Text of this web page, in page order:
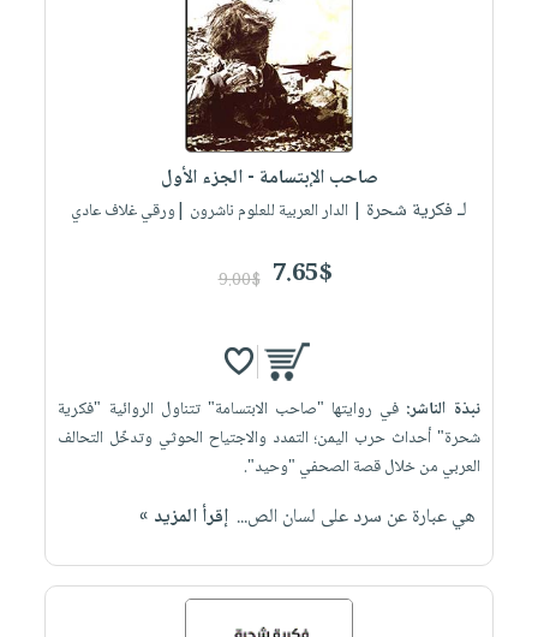
صاحب الإبتسامة - الجزء الأول
لـ فكرية شحرة | الدار العربية للعلوم ناشرون |ورقي غلاف عادي
7.65$
9.00$
نبذة الناشر: في روايتها "صاحب الابتسامة" تتناول الروائية "فكرية
شحرة" أحداث حرب اليمن؛ التمدد ‏والاجتياح الحوثي وتدخّل التحالف
العربي من خلال قصة الصحفي "وحيد".‏ ‎
إقرأ المزيد »